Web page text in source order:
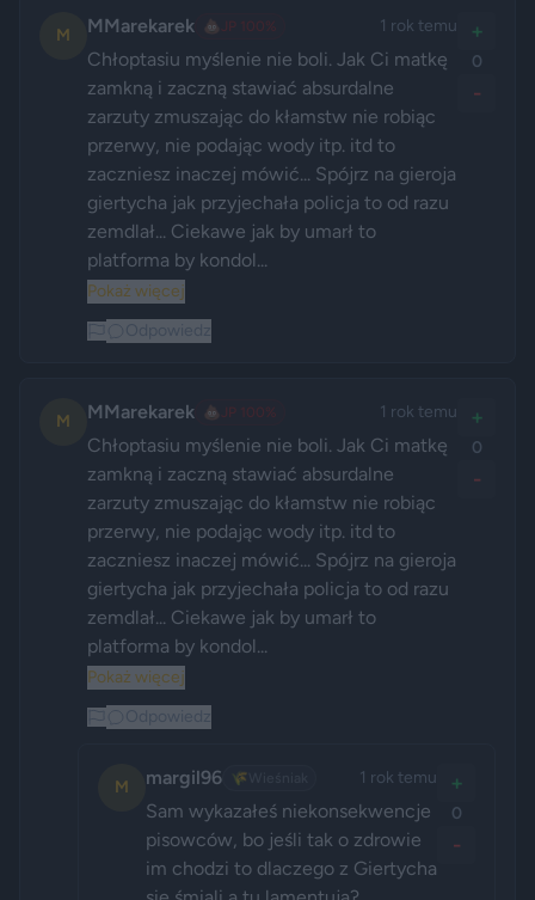
M MMarekarek 💩 JP 100% 1 rok temu
Chłoptasiu myślenie nie boli. Jak Ci matkę
zamkną i zaczną stawiać absurdalne
zarzuty zmuszając do kłamstw nie robiąc
przerwy, nie podając wody itp. itd to
zaczniesz inaczej mówić... Spójrz na gieroja
giertycha jak przyjechała policja to od razu
zemdlał... Ciekawe jak by umarł to
platforma by kondol...
Pokaż więcej
+
0
-
M MMarekarek 💩 JP 100% 1 rok temu
Chłoptasiu myślenie nie boli. Jak Ci matkę
zamkną i zaczną stawiać absurdalne
zarzuty zmuszając do kłamstw nie robiąc
przerwy, nie podając wody itp. itd to
zaczniesz inaczej mówić... Spójrz na gieroja
giertycha jak przyjechała policja to od razu
zemdlał... Ciekawe jak by umarł to
platforma by kondol...
Pokaż więcej
+
0
-
M margil96 🌾 1 rok temu
Sam wykazałeś niekonsekwencje
pisowców, bo jeśli tak o zdrowie
im chodzi to dlaczego z Giertycha
+
0
-